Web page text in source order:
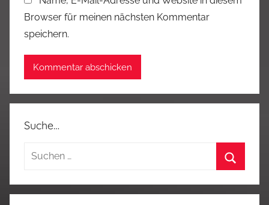
Browser für meinen nächsten Kommentar
speichern.
Suche…
Suchen